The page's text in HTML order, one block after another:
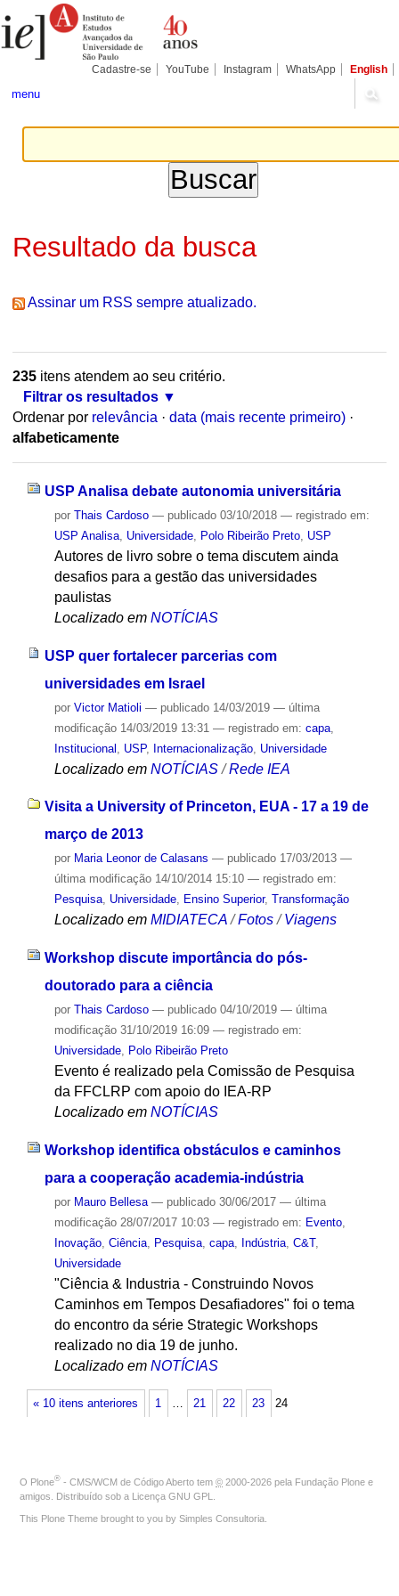
para
conteúdo.
Pessoais
Cadastre-se YouTube Instagram WhatsApp English
menu
Resultado da busca
Assinar um RSS sempre atualizado.
235itens atendem ao seu critério.
Filtrar os resultados
Ordenar por relevância · data (mais recente primeiro) ·
alfabeticamente
USP Analisa debate autonomia universitária
por Thais Cardoso — publicado03/10/2018 — registrado em:
USP Analisa, Universidade, Polo Ribeirão Preto, USP
Autores de livro sobre o tema discutem ainda
desafios para a gestão das universidades
paulistas
Localizado em NOTÍCIAS
USP quer fortalecer parcerias com
universidades em Israel
por Victor Matioli — publicado14/03/2019 — última
modificação14/03/2019 13:31 — registrado em: capa,
Institucional
USP, Internacionalização, Universidade
Localizado em NOTÍCIAS /Rede IEA
Visita a University of Princeton, EUA - 17 a 19 de
março de 2013
por Maria Leonor de Calasans — publicado17/03/2013 —
última modificação14/10/2014 15:10 — registrado em:
Pesquisa, Universidade, Ensino Superior, Transformação
Localizado em MIDIATECA /Fotos /Viagens
Workshop discute importância do pós-
doutorado para a ciência
por Thais Cardoso — publicado04/10/2019 — última
modificação31/10/2019 16:09 — registrado em:
Universidade, Polo Ribeirão Preto
Evento é realizado pela Comissão de Pesquisa
da FFCLRP com apoio do IEA-RP
Localizado em NOTÍCIAS
Workshop identifica obstáculos e caminhos
para a cooperação academia-indústria
por Mauro Bellesa — publicado30/06/2017 — última
modificação28/07/2017 10:03 — registrado em: Evento,
Inovação, Ciência, Pesquisa, capa, Indústria, C&T,
Universidade
"Ciência & Industria - Construindo Novos
Caminhos em Tempos Desafiadores" foi o tema
do encontro da série Strategic Workshops
realizado no dia 19 de junho.
Localizado em NOTÍCIAS
« 10 itens anteriores 1 … 21 22 23 24
O Plone® - CMS/WCM de Código Aberto tem © 2000-2026 pela Fundação Plone e
amigos. Distribuído sob a Licença GNU GPL
This Plone Theme brought to you by Simples Consultoria